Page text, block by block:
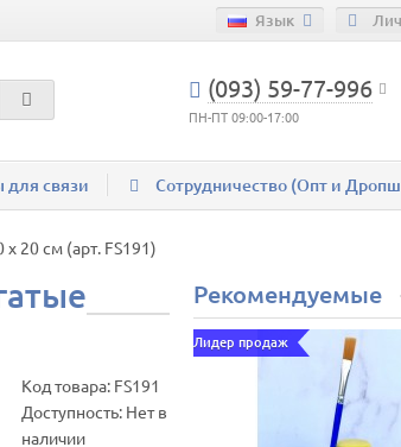
Язык
(093) 59-77-996
ПН-ПТ 09:00-17:00
для связи Сотрудничество (Опт и
20 см (арт. FS191)
Код товара: FS191
Доступность: Нет в
наличии
Рекомендуемые
Лидер продаж